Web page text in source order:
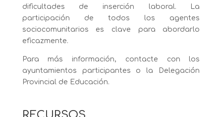
dificultades de inserción laboral. La
participación de todos los agentes
sociocomunitarios es clave para abordarlo
eficazmente.
Para más información, contacte con los
ayuntamientos participantes o la Delegación
Provincial de Educación.